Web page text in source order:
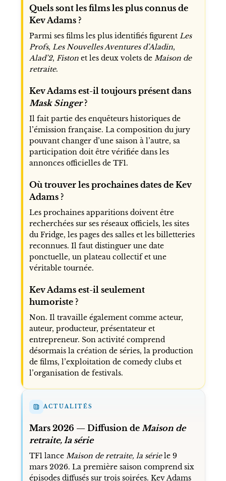
Quels sont les films les plus connus de
Kev Adams ?
Parmi ses films les plus identifiés figurent Les
Profs, Les Nouvelles Aventures d’Aladin,
Alad’2, Fistonet les deux volets de Maison de
retraite.
Kev Adams est-il toujours présent dans
Mask Singer?
Il fait partie des enquêteurs historiques de
l’émission française. La composition du jury
pouvant changer d’une saison à l’autre, sa
participation doit être vérifiée dans les
annonces officielles de TF1.
Où trouver les prochaines dates de Kev
Adams ?
Les prochaines apparitions doivent être
recherchées sur ses réseaux officiels, les sites
du Fridge, les pages des salles et les billetteries
reconnues. Il faut distinguer une date
ponctuelle, un plateau collectif et une
véritable tournée.
Kev Adams est-il seulement
humoriste ?
Non. Il travaille également comme acteur,
auteur, producteur, présentateur et
entrepreneur. Son activité comprend
désormais la création de séries, la production
de films, l’exploitation de comedy clubs et
l’organisation de festivals.
ACTUALITÉS
Mars 2026 — Diffusion de Maison de
retraite, la série
TF1 lance Maison de retraite, la sériele 9
mars 2026. La première saison comprend six
épisodes diffusés sur trois soirées. Kev Adams